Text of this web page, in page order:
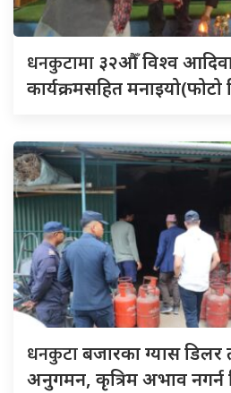
धनकुटामा ३२औँ विश्व
कार्यक्रमसहित
धनकुटाबजारका ग्यास डिलर
अनुगमन, कृत्रिम अभाव नगर्न